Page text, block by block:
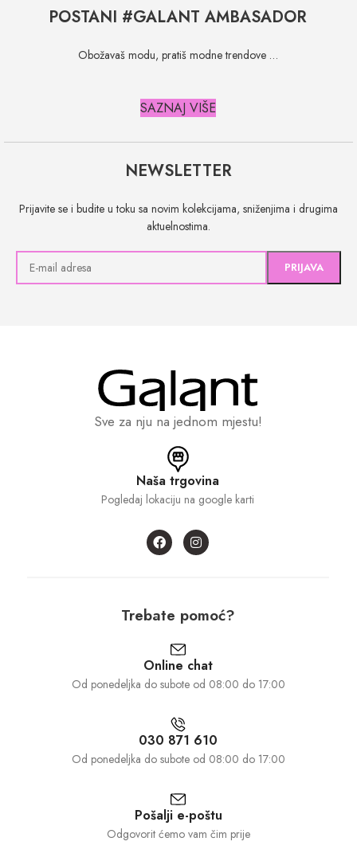
POSTANI #GALANT AMBASADOR
Obožavaš modu, pratiš modne trendove …
SAZNAJ VIŠE
NEWSLETTER
Prijavite se i budite u toku sa novim kolekcijama, sniženjima i drugima
aktuelnostima.
Sve za nju na jednom mjestu!
Naša trgovina
Pogledaj lokaciju na google karti
Trebate pomoć?
Online chat
Od ponedeljka do subote od 08:00 do 17:00
030 871 610
Od ponedeljka do subote od 08:00 do 17:00
Pošalji e-poštu
Odgovorit ćemo vam čim prije